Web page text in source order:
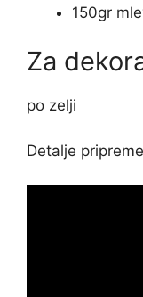
150gr
Za
po zelji
Detalje